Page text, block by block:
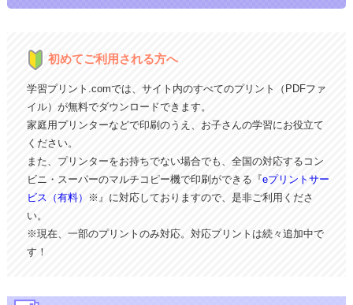
初めてご利用される方へ
学習プリント.comでは、サイト内のすべてのプリント（PDFファ
イル）が無料でダウンロードできます。
家庭用プリンターなどで印刷のうえ、お子さんの学習にお役立て
ください。
また、プリンターをお持ちでない場合でも、全国の対応するコン
ビニ・スーパーのマルチコピー機で印刷ができる『eプリントサー
ビス（有料）
※』に対応しておりますので、是非ご利用くださ
い。
※現在、一部のプリントのみ対応。対応プリントは続々追加中で
す！